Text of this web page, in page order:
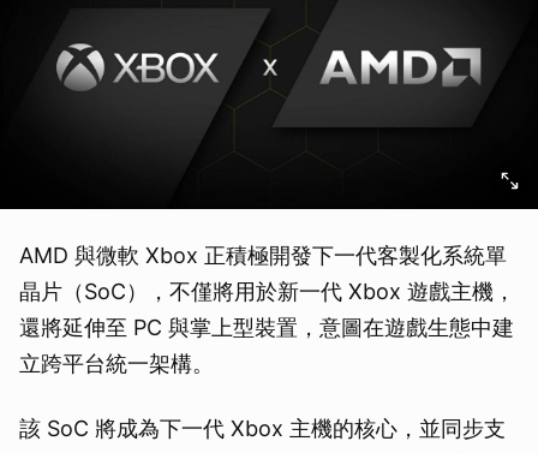
AMD 與微軟 Xbox 正積極開發下一代客製化系統單
晶片（SoC），不僅將用於新一代 Xbox 遊戲主機，
還將延伸至 PC 與掌上型裝置，意圖在遊戲生態中建
立跨平台統一架構。
該 SoC 將成為下一代 Xbox 主機的核心，並同步支